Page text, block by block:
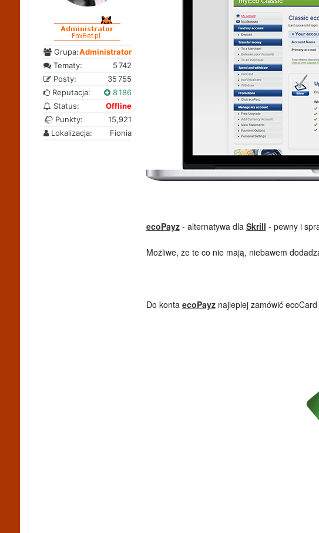
Grupa:Administrator
Tematy:
5 742
Posty:
35 755
Reputacja:
8 186
Status:
Offline
Punkty:
15,921
Lokalizacja:
Fionia
ecoPayz- alternatywa dla Skrill - pewny i
Możliwe, że te co nie mają, niebawem
Do konta ecoPayznajlepiej zamówić